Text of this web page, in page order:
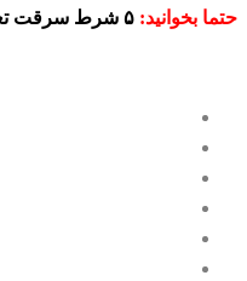
حتما بخوانید: ۵ شرط سرقت